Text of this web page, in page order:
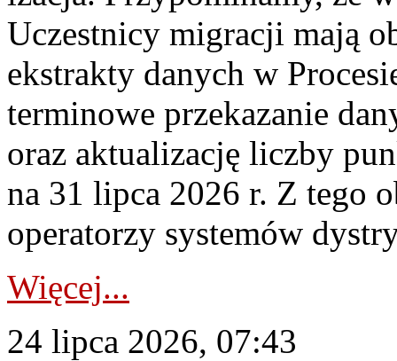
Uczestnicy migracji mają
ekstrakty danych w
terminowe przekazanie
oraz aktualizację liczby
na 31 lipca 2026 r. Z tego
operatorzy systemów
Więcej...
24 lipca 2026, 07:43